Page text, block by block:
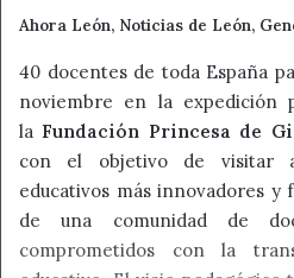
Ahora León, Noticias de León,
40 docentes de toda España
noviembre en la expedición
la Fundación Princesa de
con el objetivo de visitar
educativos más innovadores
de una comunidad de
comprometidos con la